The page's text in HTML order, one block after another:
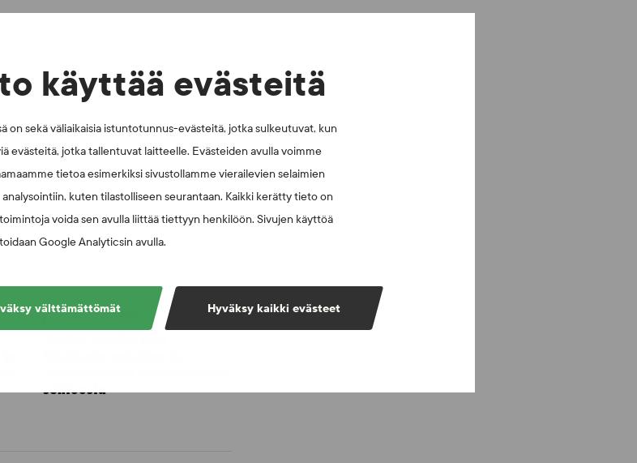
käyttää evästeitä
on sekä väliaikaisia istuntotunnus-evästeitä, jotka sulkeutuvat, kun
evästeitä, jotka tallentuvat laitteelle. Evästeiden avulla voimme
tietoa esimerkiksi sivustollamme vierailevien selaimien
kuten tilastolliseen seurantaan. Kaikki kerätty tieto on
voida sen avulla liittää tiettyyn henkilöön. Sivujen käyttöä
Google Analyticsin avulla.
Hyväksy kaikki evästeet
välttämättömät
UUTISET - 30.6.2026
suhteesta